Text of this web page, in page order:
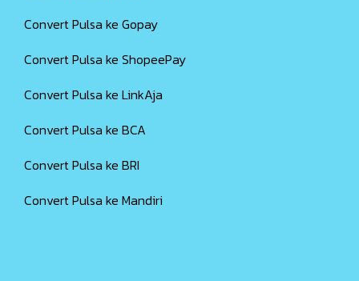
Convert Pulsa ke Gopay
Convert Pulsa ke ShopeePay
Convert Pulsa ke LinkAja
Convert Pulsa ke BCA
Convert Pulsa ke BRI
Convert Pulsa ke Mandiri